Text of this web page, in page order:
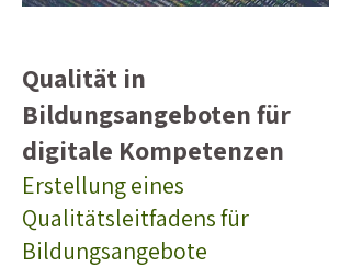
Qualität in
Bildungsangeboten für
digitale Kompetenzen
Erstellung eines
Qualitätsleitfadens für
Bildungsangebote